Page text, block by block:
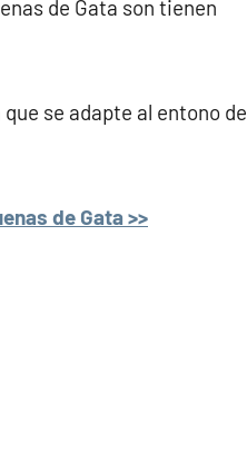
de Gata son tienen
se adapte al entono de
de Gata >>